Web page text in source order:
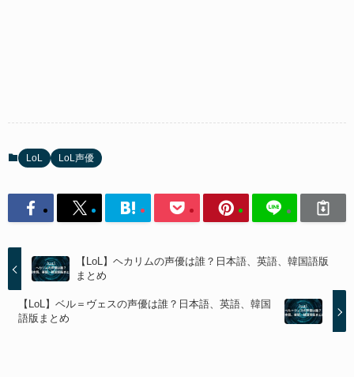
LoL LoL声優
【LoL】ヘカリムの声優は誰？日本語、英語、韓国語版
まとめ
【LoL】ベル＝ヴェスの声優は誰？日本語、英語、韓国
語版まとめ